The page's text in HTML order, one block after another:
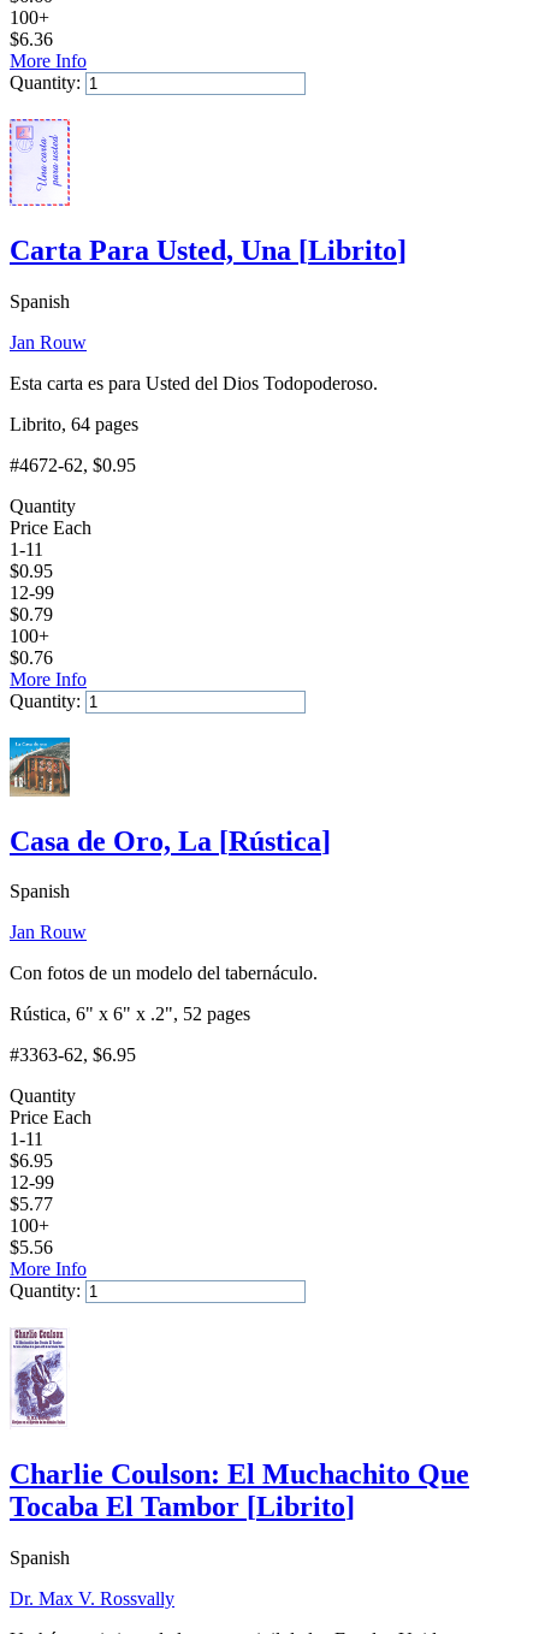
100+
$6.36
More Info
Quantity:
Carta Para Usted, Una [Librito]
Spanish
Jan Rouw
Esta carta es para Usted del Dios Todopoderoso.
Librito, 64 pages
#4672-62, $0.95
Quantity
Price Each
1-11
$0.95
12-99
$0.79
100+
$0.76
More Info
Quantity:
Casa de Oro, La [Rústica]
Spanish
Jan Rouw
Con fotos de un modelo del tabernáculo.
Rústica, 6" x 6" x .2", 52 pages
#3363-62, $6.95
Quantity
Price Each
1-11
$6.95
12-99
$5.77
100+
$5.56
More Info
Quantity:
Charlie Coulson: El Muchachito Que
Tocaba El Tambor [Librito]
Spanish
Dr. Max V. Rossvally